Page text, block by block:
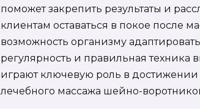
поможет закрепить результаты и
клиентам оставаться в покое после
возможность организму
регулярность и правильная
играют ключевую роль в
лечебного массажа шейно-